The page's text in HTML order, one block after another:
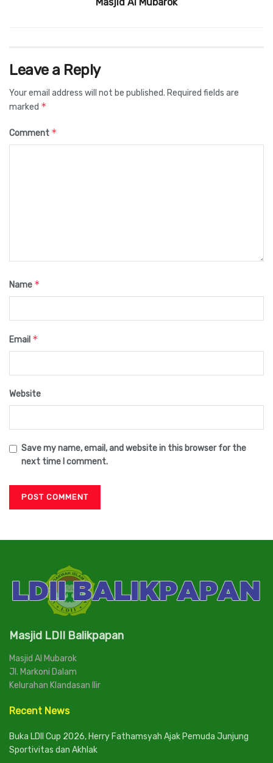
Leave a Reply
Your email address will not be published. Required fields are
marked *
Comment *
Name *
Email *
Website
Save my name, email, and website in this browser for the
next time I comment.
Masjid LDII Balikpapan
Masjid Al Mubarok
Jl. Markoni Dalam
Kelurahan Klandasan Ilir
Recent News
Buka LDII Cup 2026, Herry Fathamsyah Ajak Pemuda Junjung
Sportivitas dan Akhlak